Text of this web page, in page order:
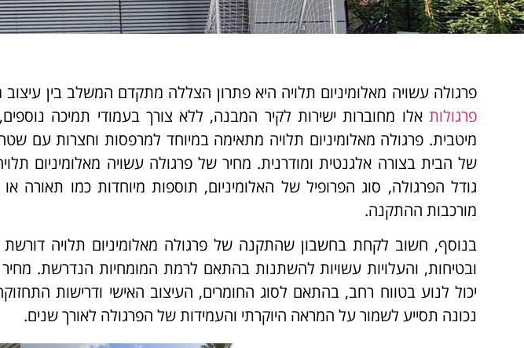
פרגולה עשויה מאלומיניום תלויה היא פתרון הצללה מתקדם המשלב בין עיצוב
פרגולות אלו מחוברות ישירות לקיר המבנה, ללא צורך בעמודי תמיכה
מיטבית. פרגולה מאלומיניום תלויה מתאימה במיוחד למרפסות וחצרות עם
של הבית בצורה אלגנטית ומודרנית. מחיר של פרגולה עשויה מאלומיניום
גודל הפרגולה, סוג הפרופיל של האלומיניום, תוספות מיוחדות כמו תאורה או
מורכבות ההתקנה.
בנוסף, חשוב לקחת בחשבון שהתקנה של פרגולה מאלומיניום תלויה דורשת
ובטיחות, והעלויות עשויות להשתנות בהתאם לרמת המומחיות הנדרשת. מחיר
יכול לנוע בטווח רחב, בהתאם לסוג החומרים, העיצוב האישי ודרישות
נכונה תסייע לשמור על המראה היוקרתי והעמידות של הפרגולה לאורך שנים.